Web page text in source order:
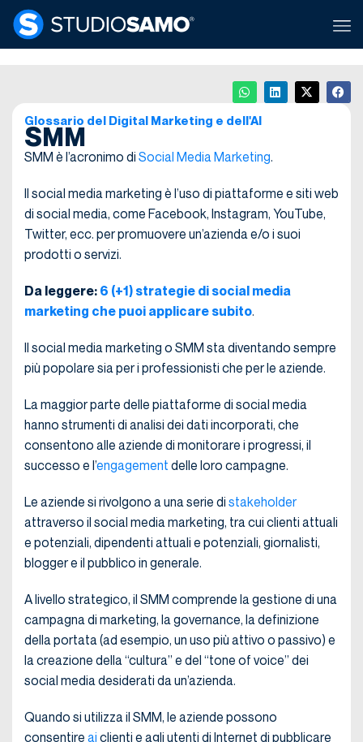
Glossario del Digital Marketing e dell'AI
SMM
SMM è l’acronimo di Social Media Marketing.
Il social media marketing è l’uso di piattaforme e siti web
di social media, come Facebook, Instagram, YouTube,
Twitter, ecc. per promuovere un’azienda e/o i suoi
prodotti o servizi.
Da leggere: 6 (+1) strategie di social media
marketing che puoi applicare subito.
Il social media marketing o SMM sta diventando sempre
più popolare sia per i professionisti che per le aziende.
La maggior parte delle piattaforme di social media
hanno strumenti di analisi dei dati incorporati, che
consentono alle aziende di monitorare i progressi, il
successo e l’engagement delle loro campagne.
Le aziende si rivolgono a una serie di stakeholder
attraverso il social media marketing, tra cui clienti attuali
e potenziali, dipendenti attuali e potenziali, giornalisti,
blogger e il pubblico in generale.
A livello strategico, il SMM comprende la gestione di una
campagna di marketing, la governance, la definizione
della portata (ad esempio, un uso più attivo o passivo) e
la creazione della “cultura” e del “tone of voice” dei
social media desiderati da un’azienda.
Quando si utilizza il SMM, le aziende possono
consentire ai clienti e agli utenti di Internet di pubblicare